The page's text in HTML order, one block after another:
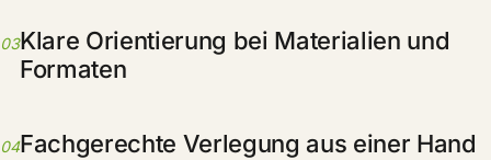
03Klare Orientierung bei Materialien und
Formaten
04Fachgerechte Verlegung aus einer Hand